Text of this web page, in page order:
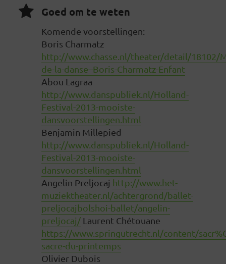
Goed om te weten
Komende voorstellingen:
Boris Charmatz
http://www.chasse.nl/theater/detail/18102/
de-la-danse–Boris-Charmatz-Enfant
Abou Lagraa
http://www.danspubliek.nl/Holland-
Festival-2013-mooiste-
dansvoorstellingen.html
Benjamin Millepied
http://www.danspubliek.nl/Holland-
Festival-2013-mooiste-
dansvoorstellingen.html
Angelin Preljocaj http://www.het-
muziektheater.nl/achtergrond/ballet-
preljocajbolshoi-ballet/angelin-
preljocaj/Laurent Chétouane
https://www.springutrecht.nl/content/
sacre-du-printemps
Olivier Dubois